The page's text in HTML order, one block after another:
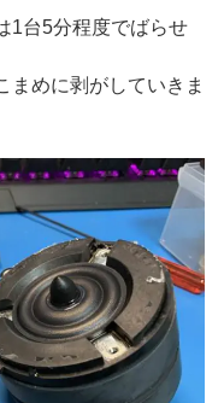
1台5分程度でばらせ
まめに剥がしていきま